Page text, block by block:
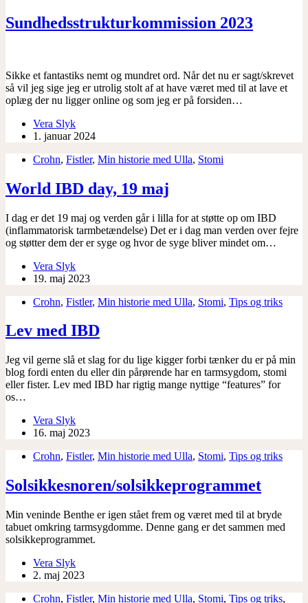
Sundhedsstrukturkommission 2023
Sikke et fantastiks nemt og mundret ord. Når det nu er sagt/skrevet
så vil jeg sige jeg er utrolig stolt af at have været med til at lave et
oplæg der nu ligger online og som jeg er på forsiden…
Vera Slyk
1. januar 2024
Crohn, Fistler, Min historie med Ulla, Stomi
World IBD day, 19 maj
I dag er det 19 maj og verden går i lilla for at støtte op om IBD
(inflammatorisk tarmbetændelse) Det er i dag man verden over fejre
og støtter dem der er syge og hvor de syge bliver mindet om…
Vera Slyk
19. maj 2023
Crohn, Fistler, Min historie med Ulla, Stomi, Tips og triks
Lev med IBD
Jeg vil gerne slå et slag for du lige kigger forbi tænker du er på min
blog fordi enten du eller din pårørende har en tarmsygdom, stomi
eller fister. Lev med IBD har rigtig mange nyttige “features” for
os…
Vera Slyk
16. maj 2023
Crohn, Fistler, Min historie med Ulla, Stomi, Tips og triks
Solsikkesnoren/solsikkeprogrammet
Min veninde Benthe er igen stået frem og været med til at bryde
tabuet omkring tarmsygdomme. Denne gang er det sammen med
solsikkeprogrammet.
Vera Slyk
2. maj 2023
Crohn, Fistler, Min historie med Ulla, Stomi, Tips og triks,